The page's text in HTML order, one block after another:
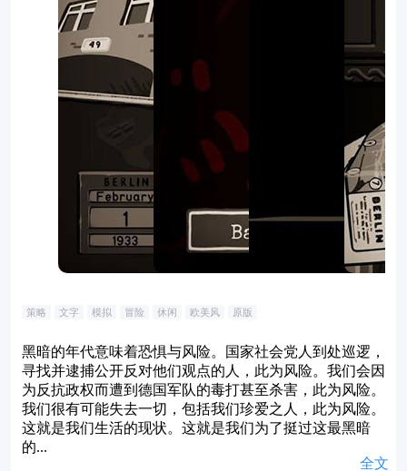
策略 文字 模拟 冒险 休闲 欧美风 原版
黑暗的年代意味着恐惧与风险。国家社会党人到处巡逻，
寻找并逮捕公开反对他们观点的人，此为风险。我们会因
为反抗政权而遭到德国军队的毒打甚至杀害，此为风险。
我们很有可能失去一切，包括我们珍爱之人，此为风险。
这就是我们生活的现状。这就是我们为了挺过这最黑暗
的...
全文